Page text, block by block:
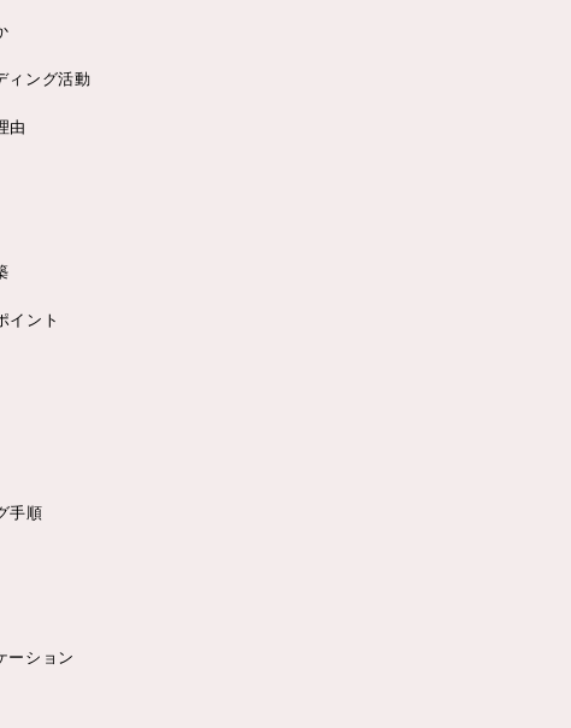
ィング活動
由
イント
手順
ーション